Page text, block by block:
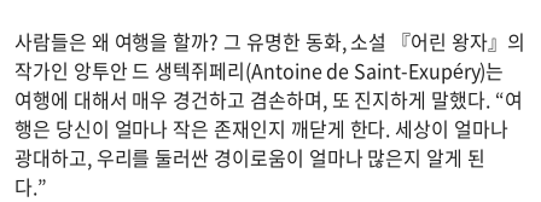
사람들은 왜 여행을 할까? 그 유명한 동화, 소설 『어린 왕자』의
작가인 앙투안 드 생텍쥐페리(Antoine de Saint-Exupéry)는
여행에 대해서 매우 경건하고 겸손하며, 또 진지하게 말했다. “여
행은 당신이 얼마나 작은 존재인지 깨닫게 한다. 세상이 얼마나
광대하고, 우리를 둘러싼 경이로움이 얼마나 많은지 알게 된
다.”